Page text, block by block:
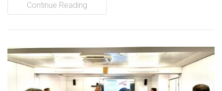
Continue Reading